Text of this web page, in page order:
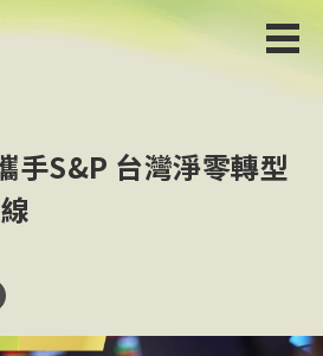
手S&P 台灣淨零轉型